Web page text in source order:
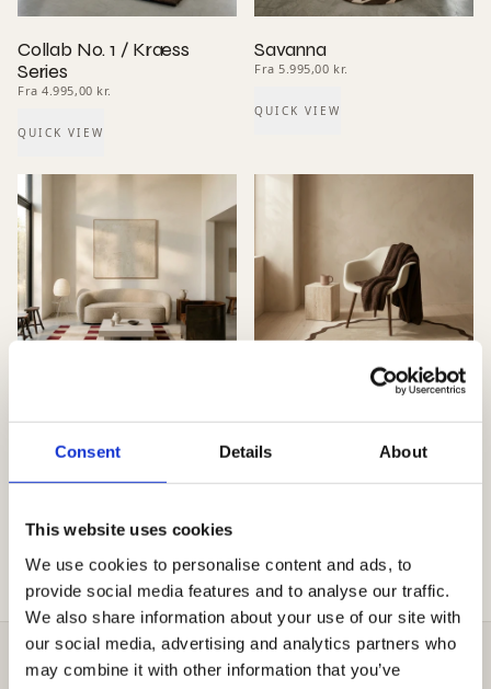
Consent Details About
This website uses cookies
We use cookies to personalise content and ads, to
provide social media features and to analyse our traffic.
We also share information about your use of our site with
our social media, advertising and analytics partners who
may combine it with other information that you’ve
Collab No. 1 / Kræss
Series
Fra 4.995,00 kr.
QUICK VIEW
Savanna
Fra 5.995,00 kr.
QUICK VIEW
Collab No. 2 / Kræss
Series
Brivon 2.0
Fra 6.495,00 kr.
QUICK VIEW